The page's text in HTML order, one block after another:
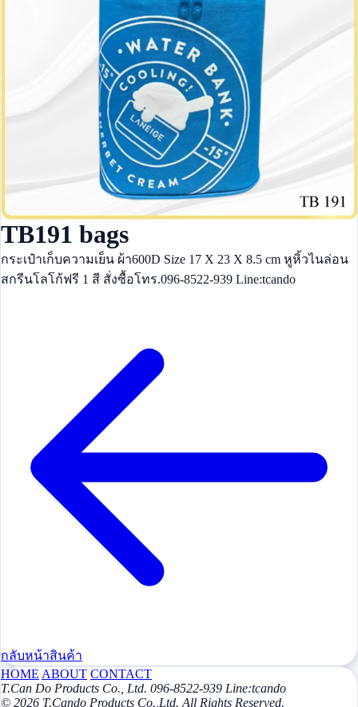
TB191 bags
กระเป๋าเก็บความเย็น ผ้า600D Size 17 X 23 X 8.5 cm หูหิ้วไนล่อน
สกรีนโลโก้ฟรี 1 สี สั่งซื้อโทร.096-8522-939 Line:tcando
กลับหน้าสินค้า
HOME ABOUT CONTACT
T.Can Do Products Co., Ltd. 096-8522-939 Line:tcando
© 2026 T.Cando Products Co.,Ltd. All Rights Reserved.